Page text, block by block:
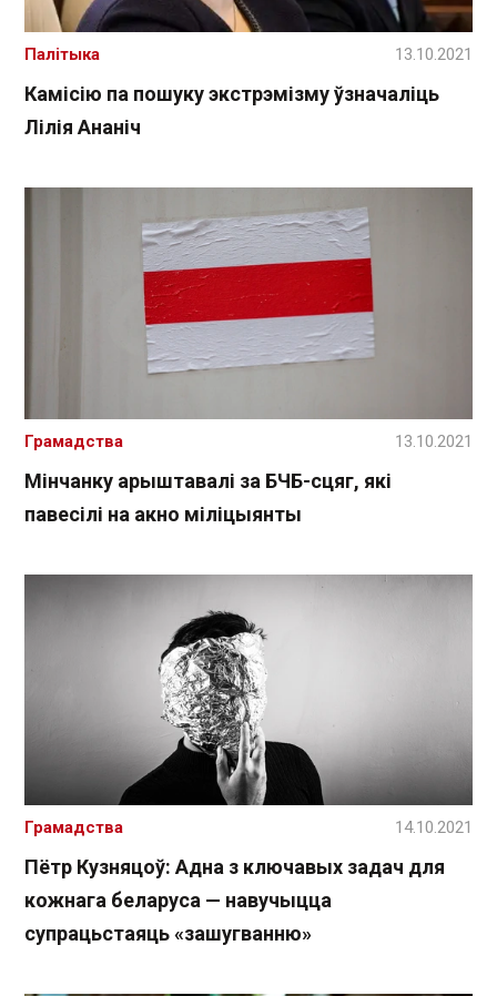
Камісію па пошуку экстрэмізму ўзначаліць
Лілія Ананіч
Палітыка 13.10.2021
Мінчанку арыштавалі за БЧБ-сцяг, які
павесілі на акно міліцыянты
Грамадства 13.10.2021
Пётр Кузняцоў: Адна з ключавых задач для
кожнага беларуса — навучыцца
супрацьстаяць «зашугванню»
Грамадства 14.10.2021